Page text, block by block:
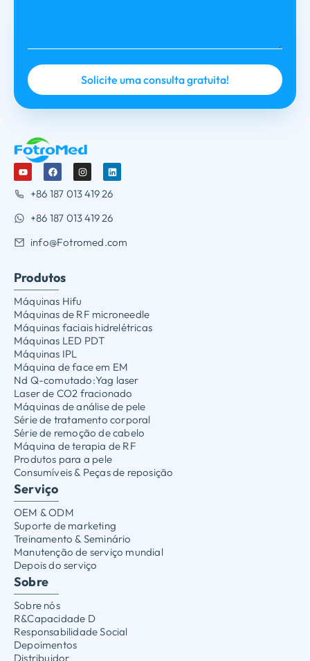
+86 187 013 419 26
+86 187 013 419 26
info@Fotromed.com
Produtos
Máquinas Hifu
Máquinas de RF microneedle
Máquinas faciais hidrelétricas
Máquinas LED PDT
Máquinas IPL
Máquina de face em EM
Nd Q-comutado:Yag laser
Laser de CO2 fracionado
Máquinas de análise de pele
Série de tratamento corporal
Série de remoção de cabelo
Máquina de terapia de RF
Produtos para a pele
Consumíveis & Peças de reposição
Serviço
OEM & ODM
Suporte de marketing
Treinamento & Seminário
Manutenção de serviço mundial
Depois do serviço
Sobre
Sobre nós
R&Capacidade D
Responsabilidade Social
Depoimentos
Distribuidor